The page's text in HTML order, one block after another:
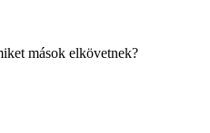
mások elkövetnek?